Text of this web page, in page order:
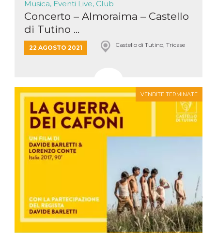
Musica, Eventi Live, Club
Concerto – Almoraima – Castello
di Tutino ...
22 AGOSTO 2021 Castello di Tutino, Tricase
VENDITE TERMINATE